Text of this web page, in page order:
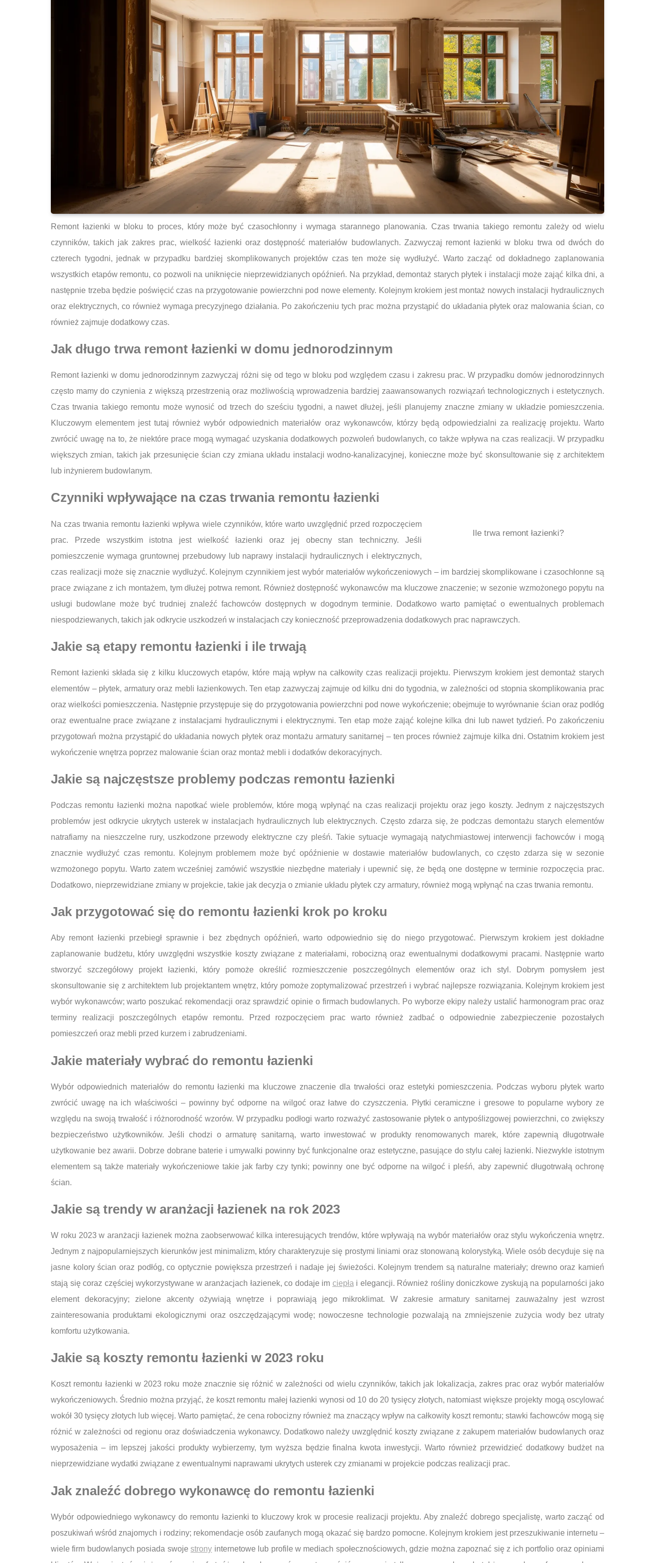
Remont łazienki w bloku to proces, który może być czasochłonny i wymaga starannego planowania. Czas trwania takiego remontu zależy od wielu
czynników, takich jak zakres prac, wielkość łazienki oraz dostępność materiałów budowlanych. Zazwyczaj remont łazienki w bloku trwa od dwóch do
czterech tygodni, jednak w przypadku bardziej skomplikowanych projektów czas ten może się wydłużyć. Warto zacząć od dokładnego zaplanowania
wszystkich etapów remontu, co pozwoli na uniknięcie nieprzewidzianych opóźnień. Na przykład, demontaż starych płytek i instalacji może zająć kilka dni, a
następnie trzeba będzie poświęcić czas na przygotowanie powierzchni pod nowe elementy. Kolejnym krokiem jest montaż nowych instalacji hydraulicznych
oraz elektrycznych, co również wymaga precyzyjnego działania. Po zakończeniu tych prac można przystąpić do układania płytek oraz malowania ścian, co
również zajmuje dodatkowy czas.
Jak długo trwa remont łazienki w domu jednorodzinnym
Remont łazienki w domu jednorodzinnym zazwyczaj różni się od tego w bloku pod względem czasu i zakresu prac. W przypadku domów jednorodzinnych
często mamy do czynienia z większą przestrzenią oraz możliwością wprowadzenia bardziej zaawansowanych rozwiązań technologicznych i estetycznych.
Czas trwania takiego remontu może wynosić od trzech do sześciu tygodni, a nawet dłużej, jeśli planujemy znaczne zmiany w układzie pomieszczenia.
Kluczowym elementem jest tutaj również wybór odpowiednich materiałów oraz wykonawców, którzy będą odpowiedzialni za realizację projektu. Warto
zwrócić uwagę na to, że niektóre prace mogą wymagać uzyskania dodatkowych pozwoleń budowlanych, co także wpływa na czas realizacji. W przypadku
większych zmian, takich jak przesunięcie ścian czy zmiana układu instalacji wodno-kanalizacyjnej, konieczne może być skonsultowanie się z architektem
lub inżynierem budowlanym.
Czynniki wpływające na czas trwania remontu łazienki
Ile trwa remont łazienki?
Na czas trwania remontu łazienki wpływa wiele czynników, które warto uwzględnić przed rozpoczęciem
prac. Przede wszystkim istotna jest wielkość łazienki oraz jej obecny stan techniczny. Jeśli
pomieszczenie wymaga gruntownej przebudowy lub naprawy instalacji hydraulicznych i elektrycznych,
czas realizacji może się znacznie wydłużyć. Kolejnym czynnikiem jest wybór materiałów wykończeniowych – im bardziej skomplikowane i czasochłonne są
prace związane z ich montażem, tym dłużej potrwa remont. Również dostępność wykonawców ma kluczowe znaczenie; w sezonie wzmożonego popytu na
usługi budowlane może być trudniej znaleźć fachowców dostępnych w dogodnym terminie. Dodatkowo warto pamiętać o ewentualnych problemach
niespodziewanych, takich jak odkrycie uszkodzeń w instalacjach czy konieczność przeprowadzenia dodatkowych prac naprawczych.
Jakie są etapy remontu łazienki i ile trwają
Remont łazienki składa się z kilku kluczowych etapów, które mają wpływ na całkowity czas realizacji projektu. Pierwszym krokiem jest demontaż starych
elementów – płytek, armatury oraz mebli łazienkowych. Ten etap zazwyczaj zajmuje od kilku dni do tygodnia, w zależności od stopnia skomplikowania prac
oraz wielkości pomieszczenia. Następnie przystępuje się do przygotowania powierzchni pod nowe wykończenie; obejmuje to wyrównanie ścian oraz podłóg
oraz ewentualne prace związane z instalacjami hydraulicznymi i elektrycznymi. Ten etap może zająć kolejne kilka dni lub nawet tydzień. Po zakończeniu
przygotowań można przystąpić do układania nowych płytek oraz montażu armatury sanitarnej – ten proces również zajmuje kilka dni. Ostatnim krokiem jest
wykończenie wnętrza poprzez malowanie ścian oraz montaż mebli i dodatków dekoracyjnych.
Jakie są najczęstsze problemy podczas remontu łazienki
Podczas remontu łazienki można napotkać wiele problemów, które mogą wpłynąć na czas realizacji projektu oraz jego koszty. Jednym z najczęstszych
problemów jest odkrycie ukrytych usterek w instalacjach hydraulicznych lub elektrycznych. Często zdarza się, że podczas demontażu starych elementów
natrafiamy na nieszczelne rury, uszkodzone przewody elektryczne czy pleśń. Takie sytuacje wymagają natychmiastowej interwencji fachowców i mogą
znacznie wydłużyć czas remontu. Kolejnym problemem może być opóźnienie w dostawie materiałów budowlanych, co często zdarza się w sezonie
wzmożonego popytu. Warto zatem wcześniej zamówić wszystkie niezbędne materiały i upewnić się, że będą one dostępne w terminie rozpoczęcia prac.
Dodatkowo, nieprzewidziane zmiany w projekcie, takie jak decyzja o zmianie układu płytek czy armatury, również mogą wpłynąć na czas trwania remontu.
Jak przygotować się do remontu łazienki krok po kroku
Aby remont łazienki przebiegł sprawnie i bez zbędnych opóźnień, warto odpowiednio się do niego przygotować. Pierwszym krokiem jest dokładne
zaplanowanie budżetu, który uwzględni wszystkie koszty związane z materiałami, robocizną oraz ewentualnymi dodatkowymi pracami. Następnie warto
stworzyć szczegółowy projekt łazienki, który pomoże określić rozmieszczenie poszczególnych elementów oraz ich styl. Dobrym pomysłem jest
skonsultowanie się z architektem lub projektantem wnętrz, który pomoże zoptymalizować przestrzeń i wybrać najlepsze rozwiązania. Kolejnym krokiem jest
wybór wykonawców; warto poszukać rekomendacji oraz sprawdzić opinie o firmach budowlanych. Po wyborze ekipy należy ustalić harmonogram prac oraz
terminy realizacji poszczególnych etapów remontu. Przed rozpoczęciem prac warto również zadbać o odpowiednie zabezpieczenie pozostałych
pomieszczeń oraz mebli przed kurzem i zabrudzeniami.
Jakie materiały wybrać do remontu łazienki
Wybór odpowiednich materiałów do remontu łazienki ma kluczowe znaczenie dla trwałości oraz estetyki pomieszczenia. Podczas wyboru płytek warto
zwrócić uwagę na ich właściwości – powinny być odporne na wilgoć oraz łatwe do czyszczenia. Płytki ceramiczne i gresowe to popularne wybory ze
względu na swoją trwałość i różnorodność wzorów. W przypadku podłogi warto rozważyć zastosowanie płytek o antypoślizgowej powierzchni, co zwiększy
bezpieczeństwo użytkowników. Jeśli chodzi o armaturę sanitarną, warto inwestować w produkty renomowanych marek, które zapewnią długotrwałe
użytkowanie bez awarii. Dobrze dobrane baterie i umywalki powinny być funkcjonalne oraz estetyczne, pasujące do stylu całej łazienki. Niezwykle istotnym
elementem są także materiały wykończeniowe takie jak farby czy tynki; powinny one być odporne na wilgoć i pleśń, aby zapewnić długotrwałą ochronę
ścian.
Jakie są trendy w aranżacji łazienek na rok 2023
W roku 2023 w aranżacji łazienek można zaobserwować kilka interesujących trendów, które wpływają na wybór materiałów oraz stylu wykończenia wnętrz.
Jednym z najpopularniejszych kierunków jest minimalizm, który charakteryzuje się prostymi liniami oraz stonowaną kolorystyką. Wiele osób decyduje się na
jasne kolory ścian oraz podłóg, co optycznie powiększa przestrzeń i nadaje jej świeżości. Kolejnym trendem są naturalne materiały; drewno oraz kamień
stają się coraz częściej wykorzystywane w aranżacjach łazienek, co dodaje im ciepła i elegancji. Również rośliny doniczkowe zyskują na popularności jako
element dekoracyjny; zielone akcenty ożywiają wnętrze i poprawiają jego mikroklimat. W zakresie armatury sanitarnej zauważalny jest wzrost
zainteresowania produktami ekologicznymi oraz oszczędzającymi wodę; nowoczesne technologie pozwalają na zmniejszenie zużycia wody bez utraty
komfortu użytkowania.
Jakie są koszty remontu łazienki w 2023 roku
Koszt remontu łazienki w 2023 roku może znacznie się różnić w zależności od wielu czynników, takich jak lokalizacja, zakres prac oraz wybór materiałów
wykończeniowych. Średnio można przyjąć, że koszt remontu małej łazienki wynosi od 10 do 20 tysięcy złotych, natomiast większe projekty mogą oscylować
wokół 30 tysięcy złotych lub więcej. Warto pamiętać, że cena robocizny również ma znaczący wpływ na całkowity koszt remontu; stawki fachowców mogą się
różnić w zależności od regionu oraz doświadczenia wykonawcy. Dodatkowo należy uwzględnić koszty związane z zakupem materiałów budowlanych oraz
wyposażenia – im lepszej jakości produkty wybierzemy, tym wyższa będzie finalna kwota inwestycji. Warto również przewidzieć dodatkowy budżet na
nieprzewidziane wydatki związane z ewentualnymi naprawami ukrytych usterek czy zmianami w projekcie podczas realizacji prac.
Jak znaleźć dobrego wykonawcę do remontu łazienki
Wybór odpowiedniego wykonawcy do remontu łazienki to kluczowy krok w procesie realizacji projektu. Aby znaleźć dobrego specjalistę, warto zacząć od
poszukiwań wśród znajomych i rodziny; rekomendacje osób zaufanych mogą okazać się bardzo pomocne. Kolejnym krokiem jest przeszukiwanie internetu –
wiele firm budowlanych posiada swojestrony internetowe lub profile w mediach społecznościowych, gdzie można zapoznać się z ich portfolio oraz opiniami